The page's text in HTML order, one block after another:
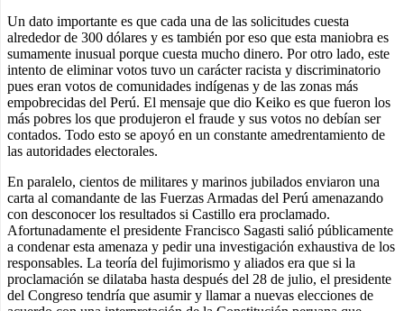
Un dato importante es que cada una de las solicitudes cuesta
alrededor de 300 dólares y es también por eso que esta maniobra es
sumamente inusual porque cuesta mucho dinero. Por otro lado, este
intento de eliminar votos tuvo un carácter racista y discriminatorio
pues eran votos de comunidades indígenas y de las zonas más
empobrecidas del Perú. El mensaje que dio Keiko es que fueron los
más pobres los que produjeron el fraude y sus votos no debían ser
contados. Todo esto se apoyó en un constante amedrentamiento de
las autoridades electorales.
En paralelo, cientos de militares y marinos jubilados enviaron una
carta al comandante de las Fuerzas Armadas del Perú amenazando
con desconocer los resultados si Castillo era proclamado.
Afortunadamente el presidente Francisco Sagasti salió públicamente
a condenar esta amenaza y pedir una investigación exhaustiva de los
responsables. La teoría del fujimorismo y aliados era que si la
proclamación se dilataba hasta después del 28 de julio, el presidente
del Congreso tendría que asumir y llamar a nuevas elecciones de